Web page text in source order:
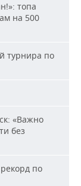
топа
на 500
турнира по
«Важно
без
по